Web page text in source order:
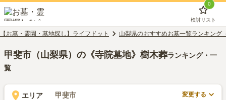
0
検討リスト
【お墓・霊園・墓地探し】ライフドット 山梨県のおすすめお墓一覧ランキング
甲斐市（山梨県）の《寺院墓地》樹木葬ランキング・一
覧
エリア 甲斐市 変更する